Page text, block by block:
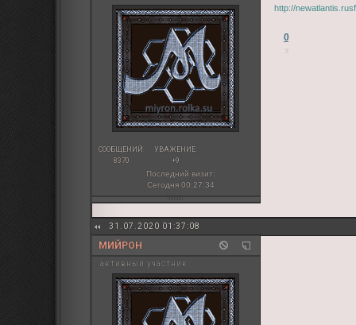
СООБЩЕНИЙ:
8370
УВАЖЕНИЕ:
+9
Последний визит:
Сегодня 00:27:34
http://
0
31.07.2020 01:37:08
МИЙРОН
активный участник